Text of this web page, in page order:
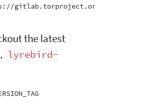
gitlab.torproject.org/tpo/anti-
the latest
lyrebird-